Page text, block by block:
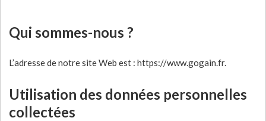
Qui sommes-nous ?
L’adresse de notre site Web est : https://www.gogain.fr.
Utilisation des données personnelles
collectées